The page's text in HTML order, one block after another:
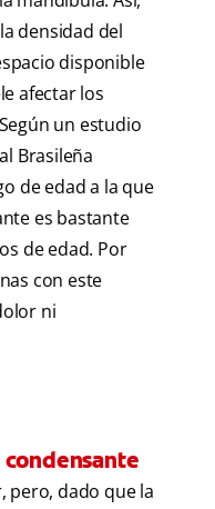
densidad del
disponible
afectar los
un estudio
Brasileña
de edad a la que
es bastante
de edad. Por
con este
ni
pero, dado que la